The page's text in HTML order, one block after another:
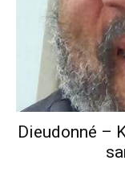
Dieudonné –